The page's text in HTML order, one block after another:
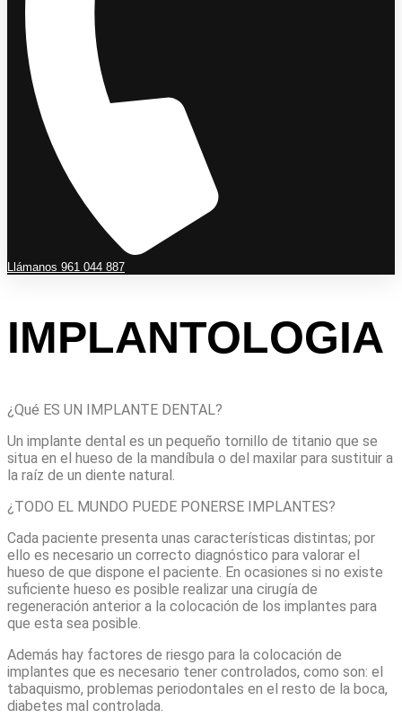
Llámanos 961 044 887
IMPLANTOLOGIA
¿Qué ES UN IMPLANTE DENTAL?
Un implante dental es un pequeño tornillo de titanio que se
situa en el hueso de la mandíbula o del maxilar para sustituir a
la raíz de un diente natural.
¿TODO EL MUNDO PUEDE PONERSE IMPLANTES?
Cada paciente presenta unas características distintas; por
ello es necesario un correcto diagnóstico para valorar el
hueso de que dispone el paciente. En ocasiones si no existe
suficiente hueso es posible realizar una cirugía de
regeneración anterior a la colocación de los implantes para
que esta sea posible.
Además hay factores de riesgo para la colocación de
implantes que es necesario tener controlados, como son: el
tabaquismo, problemas periodontales en el resto de la boca,
diabetes mal controlada.